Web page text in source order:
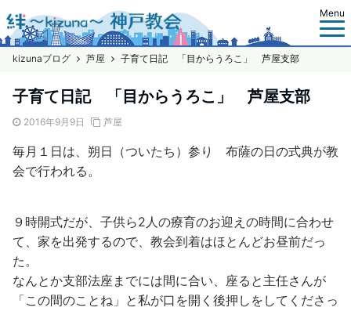
Menu
kizunaブログ 芦屋 子育て日記 「目からうろこ」 芦屋支部
子育て日記 「目からうろこ」 芦屋支部
2016年9月9日 芦屋
毎月１日は、朔日（ついたち）参り 布薩の日の式典が教
会で行われる。
９時開式だが、子供ら2人の療育のお迎えの時間に合わせ
て、家を出発するので、教会到着はほとんどお昼前だっ
た。
なんとか支部法座までには間に合い、座ると主任さんが
「この間のことね」と私が口を開く後押しをしてくださっ